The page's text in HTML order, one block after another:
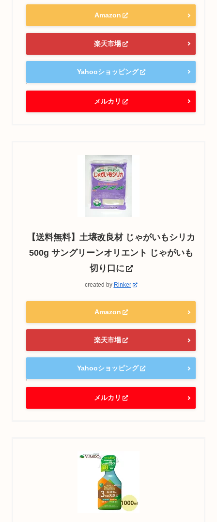
Amazon
楽天市場
Yahooショッピング
メルカリ
【送料無料】土壌改良材 じゃがいもシリカ
500g サングリーンオリエント じゃがいも
切り口に
created by Rinker
Amazon
楽天市場
Yahooショッピング
メルカリ